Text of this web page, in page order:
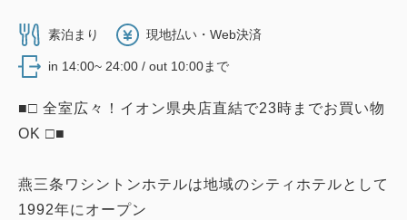
素泊まり 現地払い・Web決済
in 14:00~ 24:00 / out 10:00まで
■□ 全室広々！イオン県央店直結で23時までお買い物
OK □■
燕三条ワシントンホテルは地域のシティホテルとして
1992年にオープン